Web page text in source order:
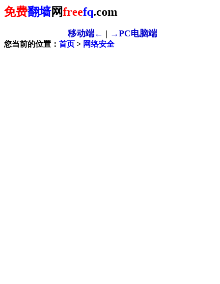
免费翻墙网freefq.com
移动端← | →PC电脑端
您当前的位置： 首页 > 网络安全